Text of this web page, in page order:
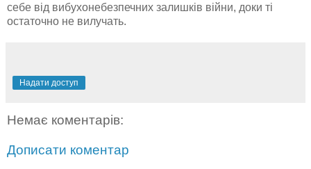
себе від вибухонебезпечних залишків війни, доки ті
остаточно не вилучать.
Надати доступ
Немає коментарів:
Дописати коментар